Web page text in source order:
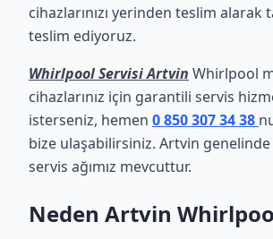
cihazlarınızı yerinden teslim alarak
teslim ediyoruz.
Whirlpool Servisi Artvin Whirlpool
cihazlarınız için garantili servis
isterseniz, hemen 0 850 307 34 38
bize ulaşabilirsiniz. Artvin
servis ağımız mevcuttur.
Neden Artvin